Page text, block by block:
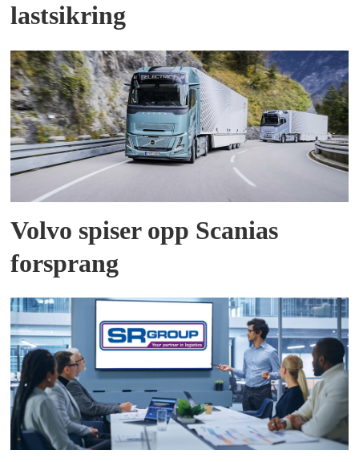
lastsikring
Volvo spiser opp Scanias
forsprang